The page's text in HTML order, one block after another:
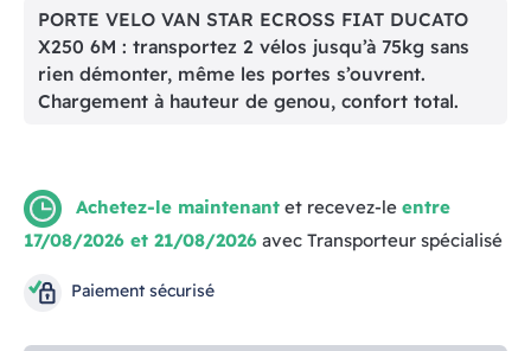
PORTE VELO VAN STAR ECROSS FIAT DUCATO
X250 6M : transportez 2 vélos jusqu’à 75kg sans
rien démonter, même les portes s’ouvrent.
Chargement à hauteur de genou, confort total.
Achetez-le maintenant et recevez-le entre
17/08/2026 et 21/08/2026 avec Transporteur spécialisé
Paiement sécurisé